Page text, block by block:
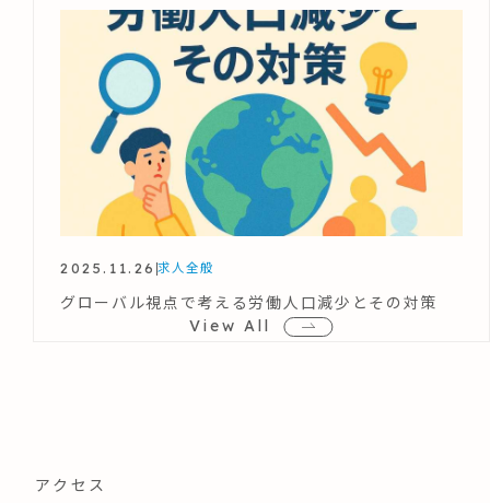
View All
2025.11.26 求人全般
グローバル視点で考える労働人口減少とその対策
アクセス